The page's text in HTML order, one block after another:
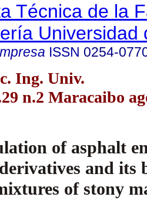
Técnica de la
Universidad
ISSN 0254-
Ing. Univ.
n.2 Maracaibo
of asphalt
and its
of stony